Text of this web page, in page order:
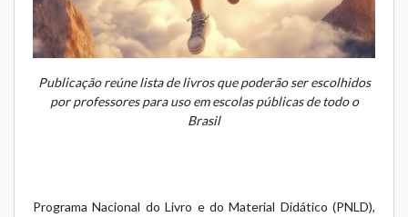
Publicação reúne lista de livros que poderão ser escolhidos
por professores para uso em escolas públicas de todo o
Brasil
Programa Nacional do Livro e do Material Didático (PNLD),